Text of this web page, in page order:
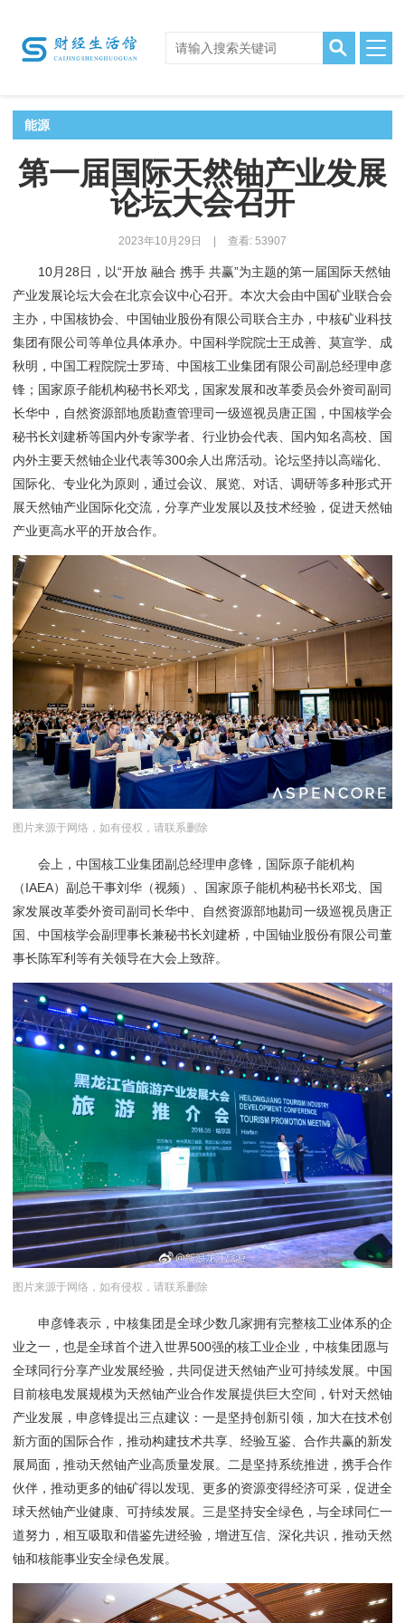
能源
第一届国际天然铀产业发展
论坛大会召开
2023年10月29日 查看: 53907
10月28日，以“开放 融合 携手 共赢”为主题的第一届国际天然铀
产业发展论坛大会在北京会议中心召开。本次大会由中国矿业联合会
主办，中国核协会、中国铀业股份有限公司联合主办，中核矿业科技
集团有限公司等单位具体承办。中国科学院院士王成善、莫宣学、成
秋明，中国工程院院士罗琦、中国核工业集团有限公司副总经理申彦
锋；国家原子能机构秘书长邓戈，国家发展和改革委员会外资司副司
长华中，自然资源部地质勘查管理司一级巡视员唐正国，中国核学会
秘书长刘建桥等国内外专家学者、行业协会代表、国内知名高校、国
内外主要天然铀企业代表等300余人出席活动。论坛坚持以高端化、
国际化、专业化为原则，通过会议、展览、对话、调研等多种形式开
展天然铀产业国际化交流，分享产业发展以及技术经验，促进天然铀
产业更高水平的开放合作。
图片来源于网络，如有侵权，请联系删除
会上，中国核工业集团副总经理申彦锋，国际原子能机构
（IAEA）副总干事刘华（视频）、国家原子能机构秘书长邓戈、国
家发展改革委外资司副司长华中、自然资源部地勘司一级巡视员唐正
国、中国核学会副理事长兼秘书长刘建桥，中国铀业股份有限公司董
事长陈军利等有关领导在大会上致辞。
图片来源于网络，如有侵权，请联系删除
申彦锋表示，中核集团是全球少数几家拥有完整核工业体系的企
业之一，也是全球首个进入世界500强的核工业企业，中核集团愿与
全球同行分享产业发展经验，共同促进天然铀产业可持续发展。中国
目前核电发展规模为天然铀产业合作发展提供巨大空间，针对天然铀
产业发展，申彦锋提出三点建议：一是坚持创新引领，加大在技术创
新方面的国际合作，推动构建技术共享、经验互鉴、合作共赢的新发
展局面，推动天然铀产业高质量发展。二是坚持系统推进，携手合作
伙伴，推动更多的铀矿得以发现、更多的资源变得经济可采，促进全
球天然铀产业健康、可持续发展。三是坚持安全绿色，与全球同仁一
道努力，相互吸取和借鉴先进经验，增进互信、深化共识，推动天然
铀和核能事业安全绿色发展。